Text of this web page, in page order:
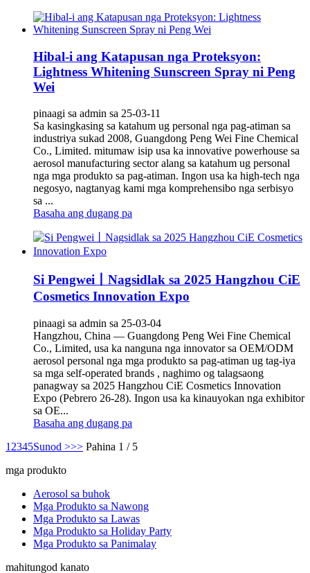
Hibal-i ang Katapusan nga Proteksyon:
Lightness Whitening Sunscreen Spray ni Peng
Wei
pinaagi sa admin sa 25-03-11
Sa kasingkasing sa katahum ug personal nga pag-atiman sa
industriya sukad 2008, Guangdong Peng Wei Fine Chemical
Co., Limited. mitumaw isip usa ka innovative powerhouse sa
aerosol manufacturing sector alang sa katahum ug personal
nga mga produkto sa pag-atiman. Ingon usa ka high-tech nga
negosyo, nagtanyag kami mga komprehensibo nga serbisyo
sa ...
Basaha ang dugang pa
Si Pengwei丨Nagsidlak sa 2025 Hangzhou CiE
Cosmetics Innovation Expo
pinaagi sa admin sa 25-03-04
Hangzhou, China‌ — Guangdong Peng Wei Fine Chemical
Co., Limited, usa ka nanguna nga innovator sa OEM/ODM
aerosol personal nga mga produkto sa pag-atiman ug tag-iya
sa mga self-operated brands ‌, naghimo og talagsaong
panagway sa 2025 Hangzhou CiE Cosmetics Innovation
Expo‌ (Pebrero 26-28). Ingon usa ka kinauyokan nga exhibitor
sa OE...
Basaha ang dugang pa
1 2345Sunod >>> Pahina 1 / 5
mga produkto
Aerosol sa buhok
Mga Produkto sa Nawong
Mga Produkto sa Lawas
Mga Produkto sa Holiday Party
Mga Produkto sa Panimalay
mahitungod kanato